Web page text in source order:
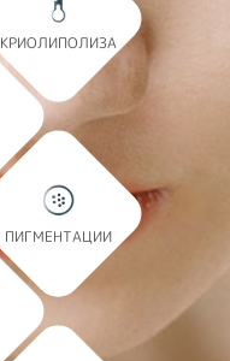
КРИОЛИПОЛИЗА
ПИГМЕНТАЦИИ